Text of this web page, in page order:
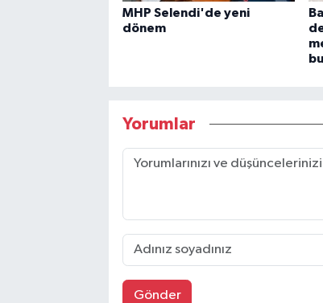
MHP Selendi'de yeni
dönem
Yorumlar
Gönder